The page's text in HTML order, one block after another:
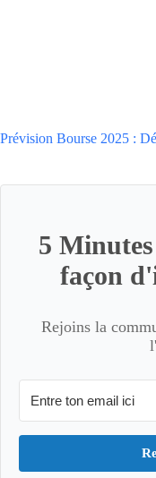
Prévision Bourse 2025 :
5
façon
Rejoins la